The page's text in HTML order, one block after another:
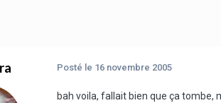
Posté le 16 novembre 2005
bah voila, fallait bien que ça tombe,